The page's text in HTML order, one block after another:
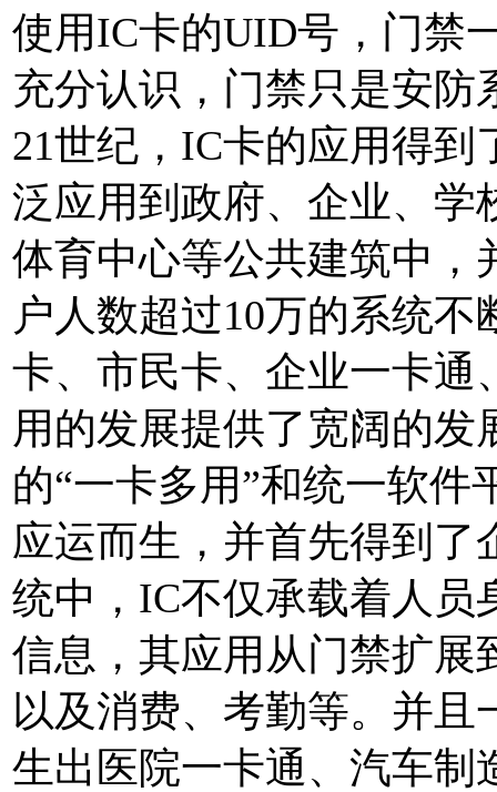
使用IC卡的UID号，门禁
充分认识，门禁只是安防
21世纪，IC卡的应用得
泛应用到政府、企业、学
体育中心等公共建筑中，
户人数超过10万的系统
卡、市民卡、企业一卡通
用的发展提供了宽阔的
的“一卡多用”和统一软件
应运而生，并首先得到了
统中，IC不仅承载着人员
信息，其应用从门禁扩展
以及消费、考勤等。并
生出医院一卡通、汽车制